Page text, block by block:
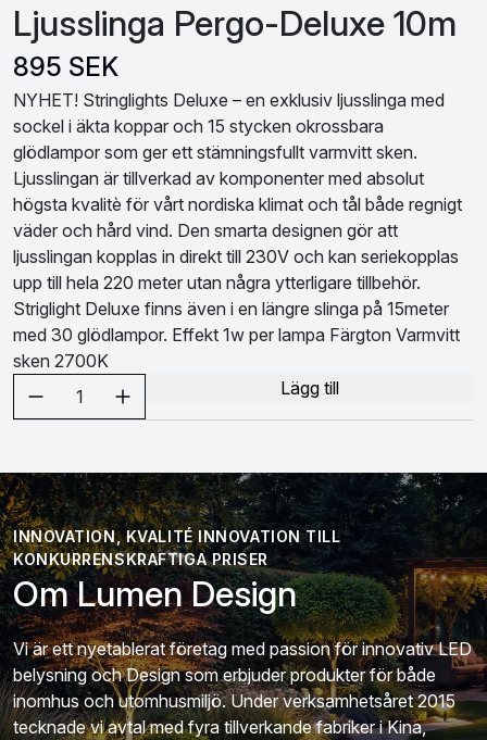
Ljusslinga Pergo-Deluxe 10m
895 SEK
NYHET! Stringlights Deluxe – en exklusiv ljusslinga med
sockel i äkta koppar och 15 stycken okrossbara
glödlampor som ger ett stämningsfullt varmvitt sken.
Ljusslingan är tillverkad av komponenter med absolut
högsta kvalitè för vårt nordiska klimat och tål både regnigt
väder och hård vind. Den smarta designen gör att
ljusslingan kopplas in direkt till 230V och kan seriekopplas
upp till hela 220 meter utan några ytterligare tillbehör.
Striglight Deluxe finns även i en längre slinga på 15meter
med 30 glödlampor. Effekt 1w per lampa Färgton Varmvitt
sken 2700K
Välj antal1 Lägg till
INNOVATION, KVALITÉ INNOVATION TILL
KONKURRENSKRAFTIGA PRISER
Om Lumen Design
Vi är ett nyetablerat företag med passion för innovativ LED
belysning och Design som erbjuder produkter för både
inomhus och utomhusmiljö. Under verksamhetsåret 2015
tecknade vi avtal med fyra tillverkande fabriker i Kina,